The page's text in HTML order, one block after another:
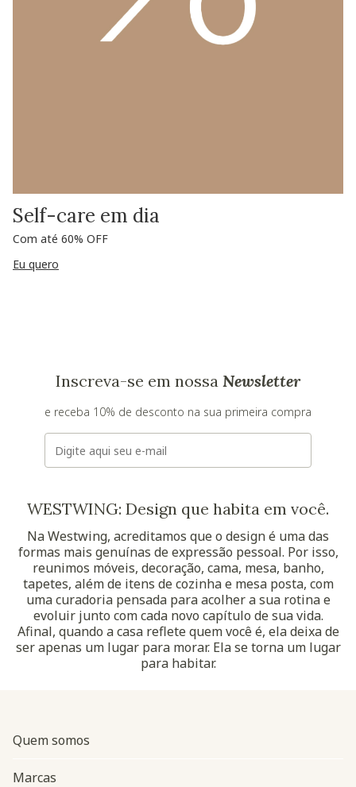
Self-care em dia
Com até 60% OFF
Eu quero
Inscreva-se em nossa Newsletter
e receba 10% de desconto na sua primeira compra
E-mail
WESTWING: Design que habita em você.
Na Westwing, acreditamos que o design é uma das
formas mais genuínas de expressão pessoal. Por isso,
reunimos móveis, decoração, cama, mesa, banho,
tapetes, além de itens de cozinha e mesa posta, com
uma curadoria pensada para acolher a sua rotina e
evoluir junto com cada novo capítulo de sua vida.
Afinal, quando a casa reflete quem você é, ela deixa de
ser apenas um lugar para morar. Ela se torna um lugar
para habitar.
Quem somos
Marcas